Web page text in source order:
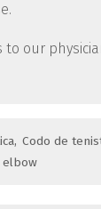
to our
Codo de
elbow